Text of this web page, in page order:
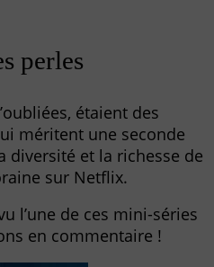
perles
étaient des
méritent une seconde
diversité et la richesse de
sur Netflix.
l’une de ces mini-séries
en commentaire !